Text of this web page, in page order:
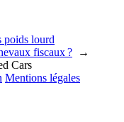
poids lourd
fiscaux ?
→
Cars
Mentions légales